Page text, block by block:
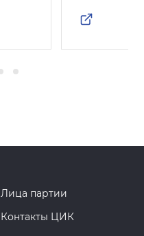
Лица партии
Контакты ЦИК